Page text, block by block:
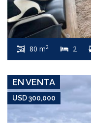
80 m2 2
EN VENTA
USD 300,000